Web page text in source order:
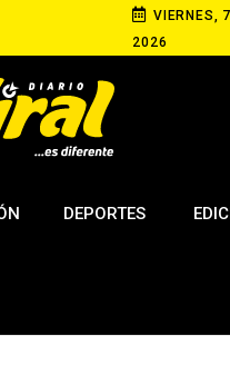
VIERNES,
2026
DEPORTES